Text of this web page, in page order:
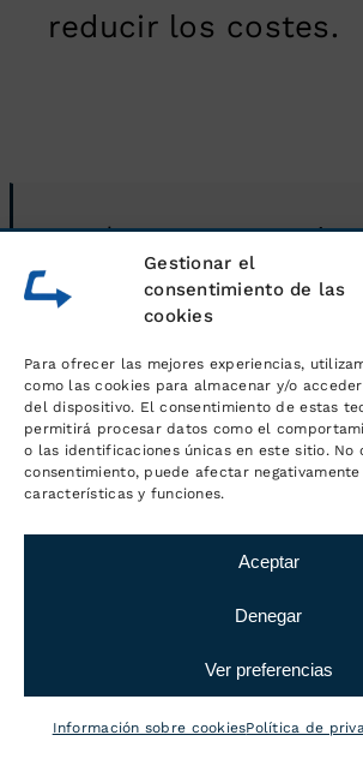
Gestionar el
consentimiento de las
cookies
Para ofrecer las mejores experiencias,
como las cookies para almacenar y/o
del dispositivo. El consentimiento de estas
permitirá procesar datos como el
o las identificaciones únicas en este sitio.
consentimiento, puede afectar
características y funciones.
Aceptar
Denegar
Ver preferencias
Información sobre cookiesPolítica de
reducir los costes.
Desde nuestras
ubicadas muy cerca
Maria de Martorelles,
para todo tipo de